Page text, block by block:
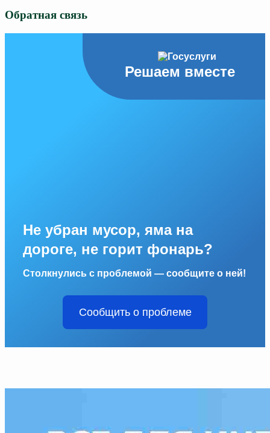
Обратная связь
Решаем вместе
Не убран мусор, яма на
дороге, не горит фонарь?
Столкнулись с проблемой — сообщите о ней!
Сообщить о проблеме